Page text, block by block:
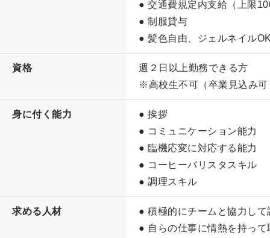
● 交通費規定内支給（上限
● 制服貸与
● 髪色自由、ジェルネイル
資格
週２日以上勤務できる方
※高校生不可（卒業見込み可
身に付く能力
● 挨拶
● コミュニケーション能力
● 臨機応変に対応する能力
● コーヒーバリスタスキル
● 調理スキル
求める人材
● 積極的にチームと協力し
● 自らの仕事に情熱を持って